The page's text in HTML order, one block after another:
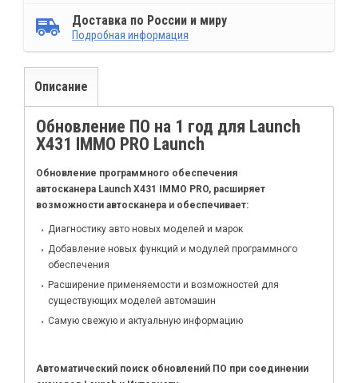
Доставка по России и миру
Подробная информация
Описание
Обновление ПО на 1 год для Launch
X431 IMMO PRO Launch
Обновление программного обеспечения
автосканера Launch X431 IMMO PRO, расширяет
возможности автосканера и обеспечивает:
Диагностику авто новых моделей и марок
Добавление новых функций и модулей программного
обеспечения
Расширение применяемости и возможностей для
существующих моделей автомашин
Самую свежую и актуальную информацию
Автоматический поиск обновлений ПО при соединении